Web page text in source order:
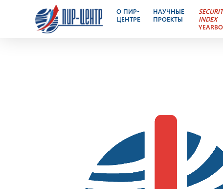
О ПИР-
ЦЕНТРЕ
НАУЧНЫЕ
ПРОЕКТЫ
INDEX
Ядерный Контроль –